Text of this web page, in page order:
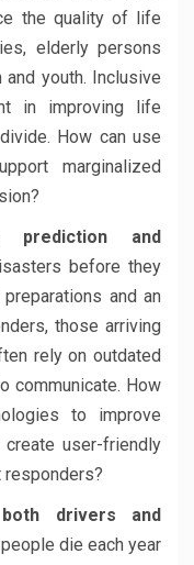
the quality of life
elderly persons
and youth. Inclusive
in improving life
How can use
marginalized
prediction and
before they
and an
those arriving
rely on outdated
communicate. How
to improve
user-friendly
drivers and
die each year